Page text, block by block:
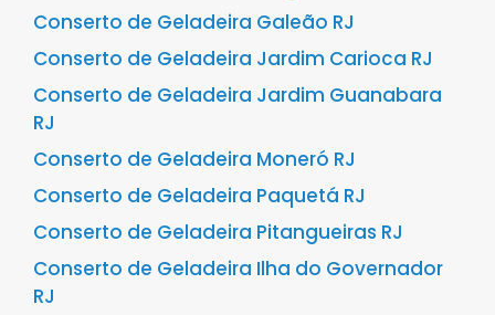
Conserto de Geladeira Galeão RJ
Conserto de Geladeira Jardim Carioca RJ
Conserto de Geladeira Jardim Guanabara
RJ
Conserto de Geladeira Moneró RJ
Conserto de Geladeira Paquetá RJ
Conserto de Geladeira Pitangueiras RJ
Conserto de Geladeira Ilha do Governador
RJ